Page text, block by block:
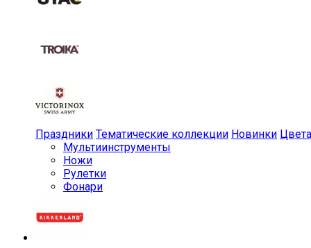
Праздники Тематические коллекции Новинки Цвета
Мульти­инструменты
Ножи
Рулетки
Фонари